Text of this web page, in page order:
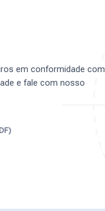
em conformidade com
e fale com nosso